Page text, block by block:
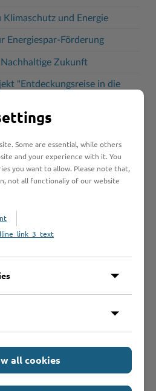
Klimaschutz und Energie
Energiespar-Förderung
Zukunft
"Entdeckungsreise in die
und Veranstaltungen
Stormarn
und Kitas
regionalen Wirtschaft
Energien in
Some are essential, while others
and your experience with it. You
you want to allow. Please note that,
not all functionaliy of our website
all cookies